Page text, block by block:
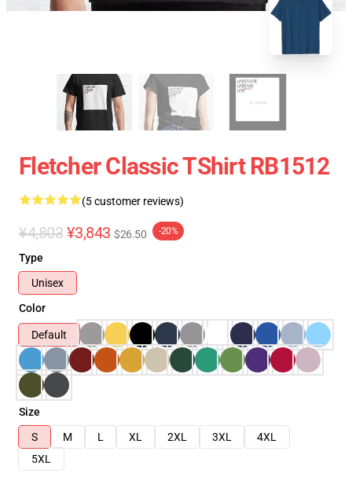
Fletcher Classic TShirt RB1512
(5 customer reviews)
¥4,803 ¥3,843 $26.50 -20%
Type
Unisex
Color
Default
Size
S
M L XL 2XL 3XL
4XL
5XL